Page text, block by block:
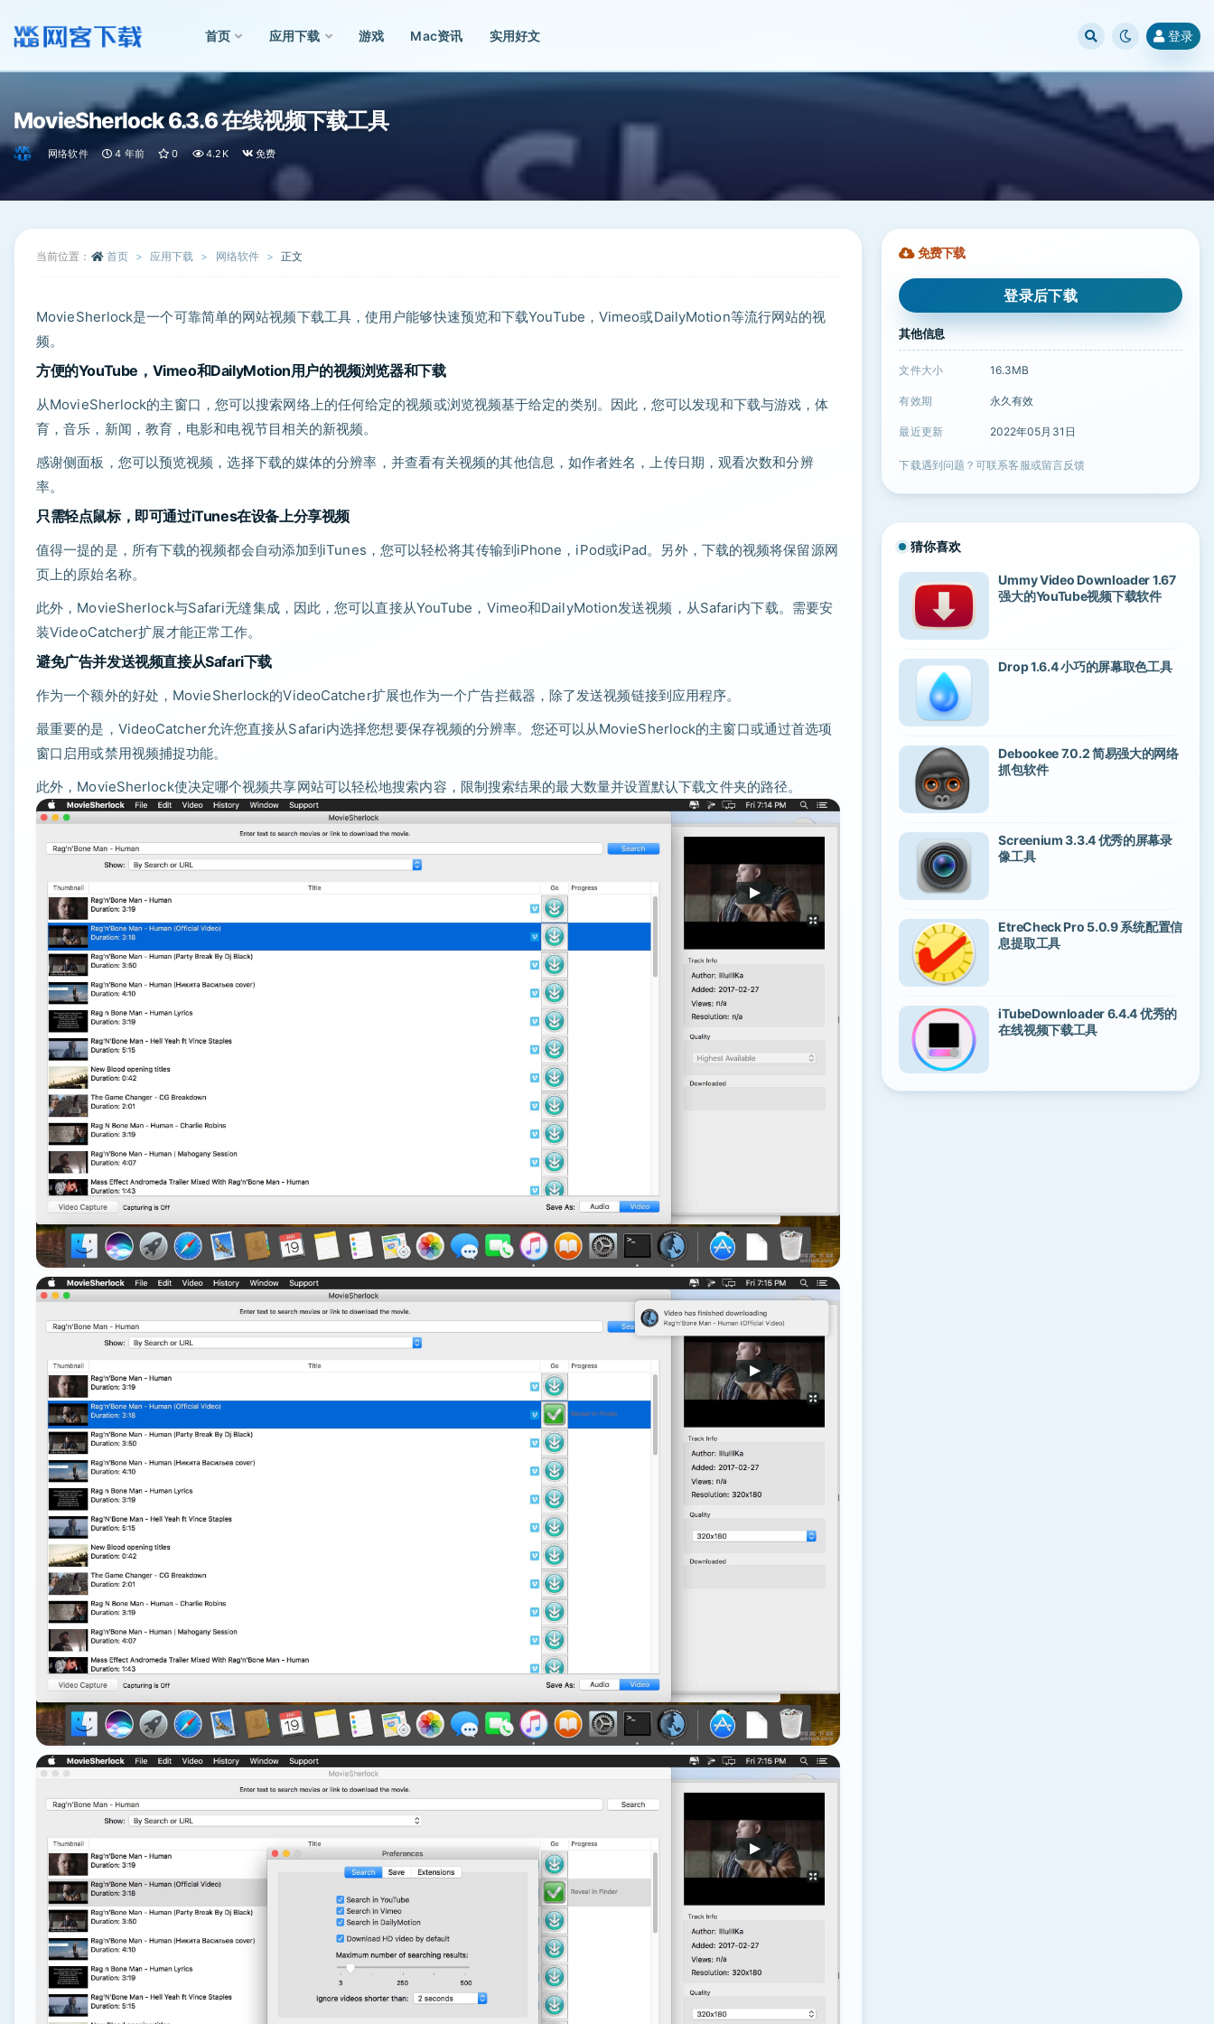
首页 应用下载 游戏 Mac资讯 实用好文 登录
MovieSherlock 6.3.6 在线视频下载工具
网络软件 4 年前 0 4.2K 免费
当前位置： 首页 应用下载 网络软件 正文
MovieSherlock是一个可靠简单的网站视频下载工具，使用户能够快速预览和下载YouTube，Vimeo或DailyMotion等流行网站的视
频。
方便的YouTube，Vimeo和DailyMotion用户的视频浏览器和下载
从MovieSherlock的主窗口，您可以搜索网络上的任何给定的视频或浏览视频基于给定的类别。因此，您可以发现和下载与游戏，体
育，音乐，新闻，教育，电影和电视节目相关的新视频。
感谢侧面板，您可以预览视频，选择下载的媒体的分辨率，并查看有关视频的其他信息，如作者姓名，上传日期，观看次数和分辨
率。
只需轻点鼠标，即可通过iTunes在设备上分享视频
值得一提的是，所有下载的视频都会自动添加到iTunes，您可以轻松将其传输到iPhone，iPod或iPad。另外，下载的视频将保留源网
页上的原始名称。
此外，MovieSherlock与Safari无缝集成，因此，您可以直接从YouTube，Vimeo和DailyMotion发送视频，从Safari内下载。需要安
装VideoCatcher扩展才能正常工作。
避免广告并发送视频直接从Safari下载
作为一个额外的好处，MovieSherlock的VideoCatcher扩展也作为一个广告拦截器，除了发送视频链接到应用程序。
最重要的是，VideoCatcher允许您直接从Safari内选择您想要保存视频的分辨率。您还可以从MovieSherlock的主窗口或通过首选项
窗口启用或禁用视频捕捉功能。
此外，MovieSherlock使决定哪个视频共享网站可以轻松地搜索内容，限制搜索结果的最大数量并设置默认下载文件夹的路径。
免费下载
登录后下载
其他信息
文件大小 16.3MB
有效期 永久有效
最近更新 2022年05月31日
下载遇到问题？可联系客服或留言反馈
猜你喜欢
Ummy Video Downloader 1.67
强大的YouTube视频下载软件
Drop 1.6.4 小巧的屏幕取色工具
Debookee 7.0.2 简易强大的网络
抓包软件
Screenium 3.3.4 优秀的屏幕录
像工具
EtreCheck Pro 5.0.9 系统配置信
息提取工具
iTubeDownloader 6.4.4 优秀的
在线视频下载工具